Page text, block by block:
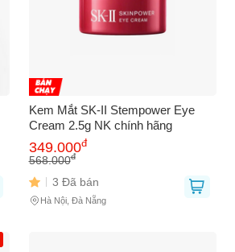
Kem Mắt SK-II Stempower Eye
Cream 2.5g NK chính hãng
349.000đ
568.000đ
3 Đã bán
Hà Nội, Đà Nẵng